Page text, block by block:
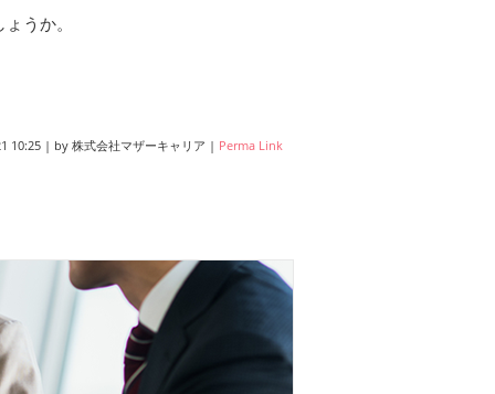
うか。
10:25 | by 株式会社マザーキャリア | Perma Link